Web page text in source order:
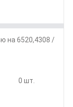
на 6520,4308 /
0 шт.